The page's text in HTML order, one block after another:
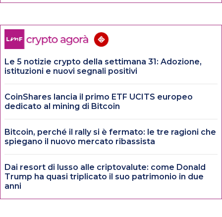
Le 5 notizie crypto della settimana 31: Adozione,
istituzioni e nuovi segnali positivi
CoinShares lancia il primo ETF UCITS europeo
dedicato al mining di Bitcoin
Bitcoin, perché il rally si è fermato: le tre ragioni che
spiegano il nuovo mercato ribassista
Dai resort di lusso alle criptovalute: come Donald
Trump ha quasi triplicato il suo patrimonio in due
anni